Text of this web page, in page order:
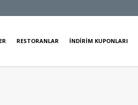
RESTORANLAR İNDIRIM KUPONLARI